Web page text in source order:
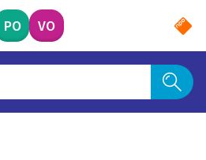
PO VO